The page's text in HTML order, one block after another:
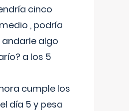
cinco
, podría
algo
a los 5
cumple los
día 5 y pesa